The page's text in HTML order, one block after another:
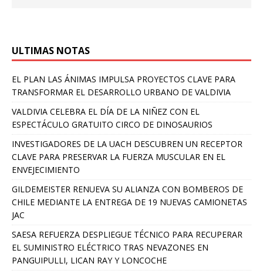
ULTIMAS NOTAS
EL PLAN LAS ÁNIMAS IMPULSA PROYECTOS CLAVE PARA
TRANSFORMAR EL DESARROLLO URBANO DE VALDIVIA
VALDIVIA CELEBRA EL DÍA DE LA NIÑEZ CON EL
ESPECTÁCULO GRATUITO CIRCO DE DINOSAURIOS
INVESTIGADORES DE LA UACH DESCUBREN UN RECEPTOR
CLAVE PARA PRESERVAR LA FUERZA MUSCULAR EN EL
ENVEJECIMIENTO
GILDEMEISTER RENUEVA SU ALIANZA CON BOMBEROS DE
CHILE MEDIANTE LA ENTREGA DE 19 NUEVAS CAMIONETAS
JAC
SAESA REFUERZA DESPLIEGUE TÉCNICO PARA RECUPERAR
EL SUMINISTRO ELÉCTRICO TRAS NEVAZONES EN
PANGUIPULLI, LICAN RAY Y LONCOCHE